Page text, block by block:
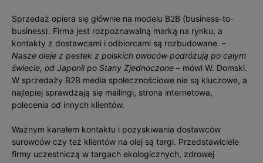
Sprzedaż opiera się głównie na modelu B2B (business-to-
business). Firma jest rozpoznawalną marką na rynku, a
kontakty z dostawcami i odbiorcami są rozbudowane. –
Nasze oleje z pestek z polskich owoców podróżują po całym
świecie, od Japonii po Stany Zjednoczone – mówi W. Domski.
W sprzedaży B2B media społecznościowe nie są kluczowe, a
najlepiej sprawdzają się mailingi, strona internetowa,
polecenia od innych klientów.
Ważnym kanałem kontaktu i pozyskiwania dostawców
surowców czy też klientów na olej są targi. Przedstawiciele
firmy uczestniczą w targach ekologicznych, zdrowej